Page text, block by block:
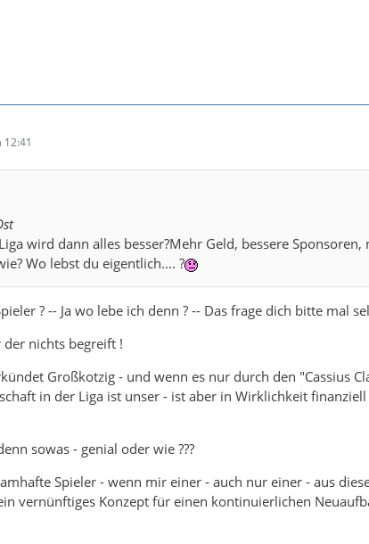
12:41
wird dann alles besser?Mehr Geld, bessere Sponsoren,
Wo lebst du eigentlich.... ?
? -- Ja wo lebe ich denn ? -- Das frage dich bitte mal
nichts begreift !
Großkotzig - und wenn es nur durch den "Cassius
in der Liga ist unser - ist aber in Wirklichkeit
sowas - genial oder wie ???
Spieler - wenn mir einer - auch nur einer - aus
vernünftiges Konzept für einen kontinuierlichen